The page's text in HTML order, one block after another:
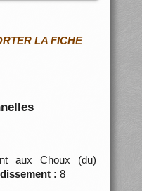
LA FICHE
aux Choux (du)
: 8